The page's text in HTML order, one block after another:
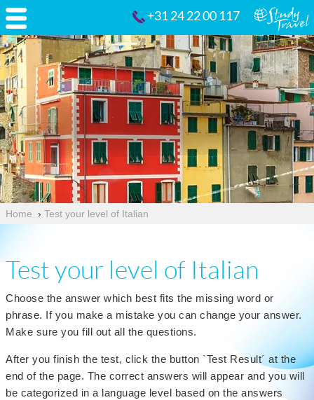
+31 24 22 00 117
Home › Test your level of Italian
Test your level of Italian
Choose the answer which best fits the missing word or
phrase. If you make a mistake you can change your answer.
Make sure you fill out all the questions.
After you finish the test, click the button `Test Result´ at the
end of the page. The correct answers will appear and you will
be categorized in a language level based on the answers